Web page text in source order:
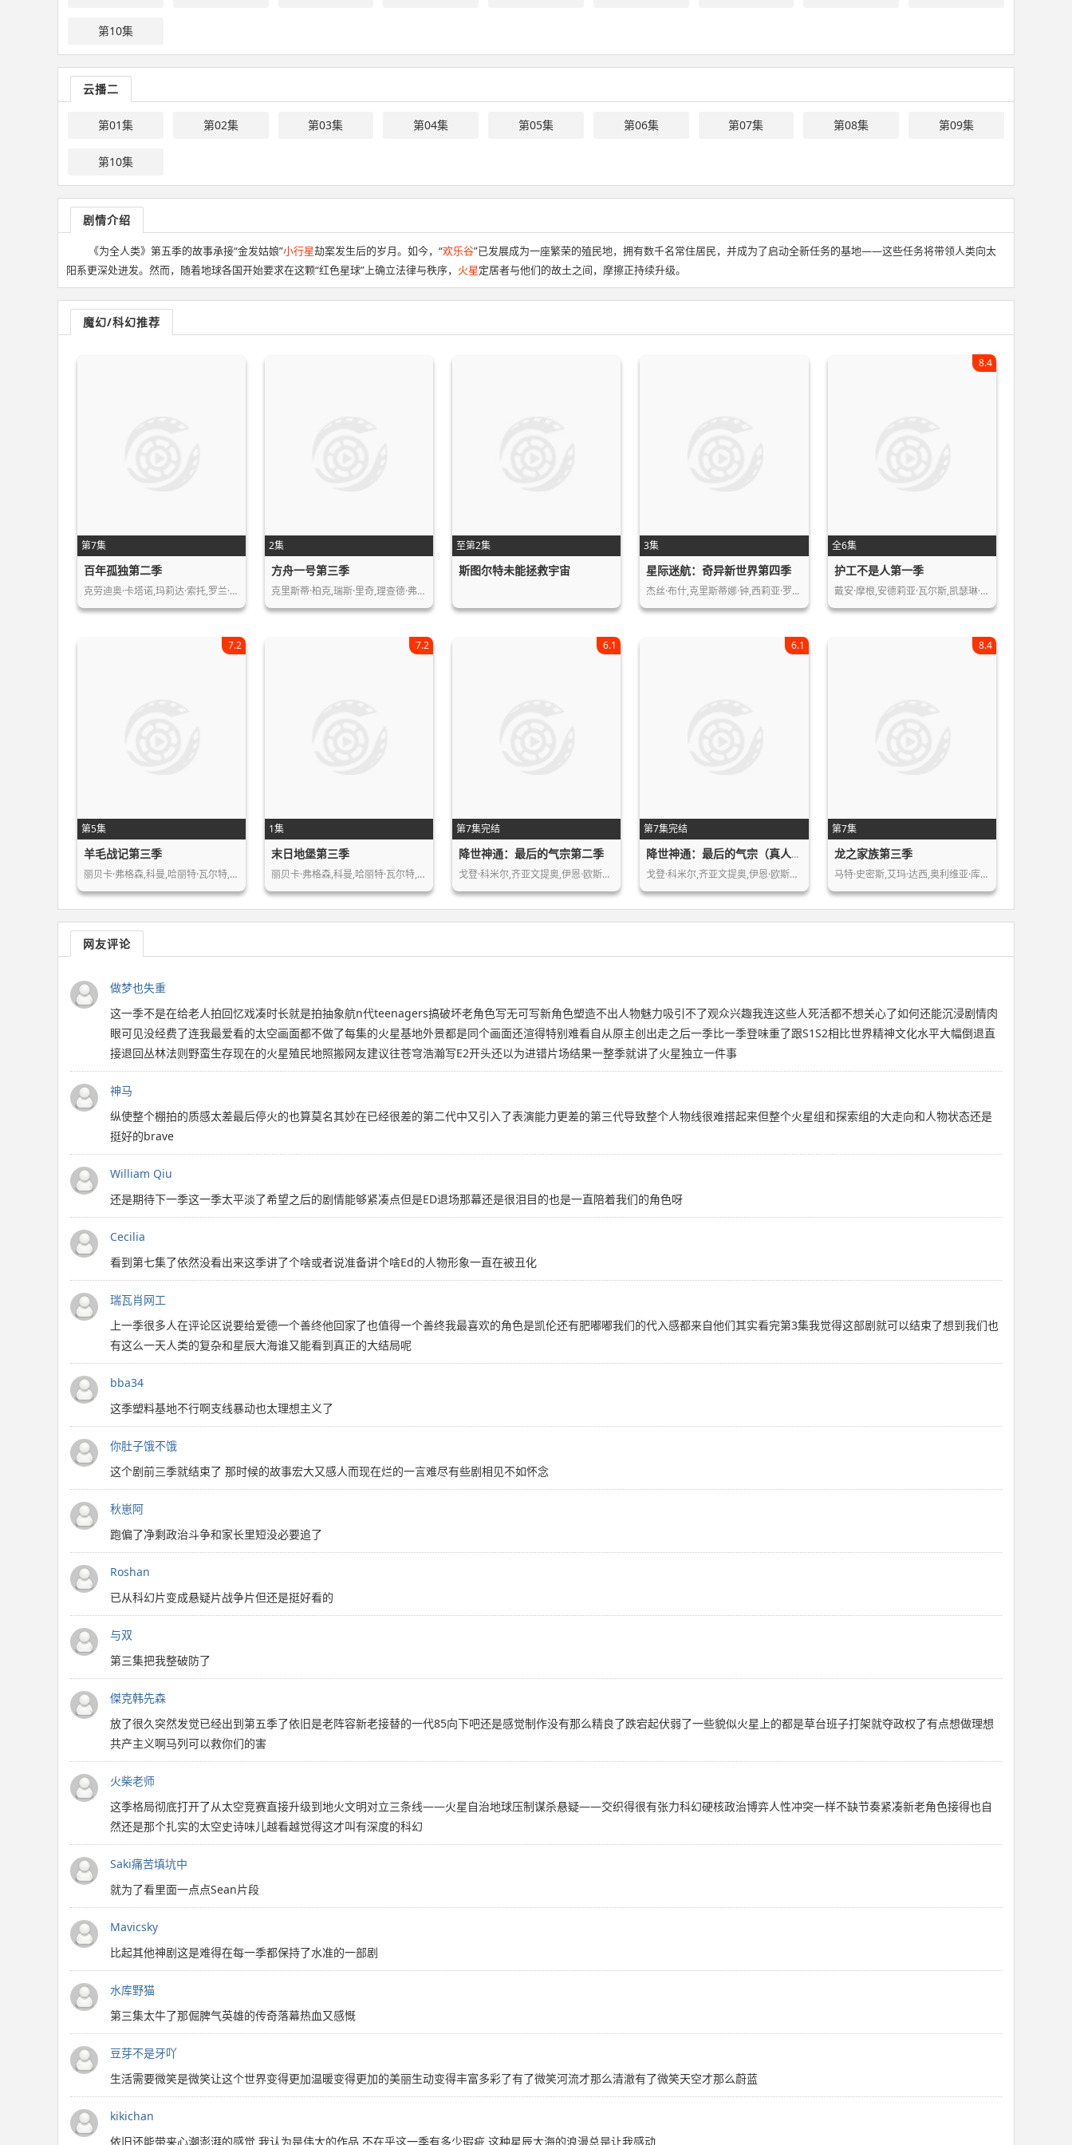
第10集
云播二
第01集 第02集 第03集 第04集 第05集 第06集 第07集 第08集 第09集
第10集
剧情介绍
《为全人类》第五季的故事承接“金发姑娘”小行星劫案发生后的岁月。如今，“欢乐谷”已发展成为一座繁荣的殖民地，拥有数千名常住居民，并成为了启动全新任务的基地——这些任务将带领人类向太
阳系更深处进发。然而，随着地球各国开始要求在这颗“红色星球”上确立法律与秩序， 火星定居者与他们的故土之间，摩擦正持续升级。
魔幻/科幻推荐
第7集
百年孤独第二季
克劳迪奥·卡塔诺,玛莉达·索托,罗兰·…
2集
方舟一号第三季
克里斯蒂·柏克,瑞斯·里奇,理查德·弗…
至第2集
斯图尔特未能拯救宇宙
3集
星际迷航：奇异新世界第四季
杰丝·布什,克里斯蒂娜·钟,西莉亚·罗…
全6集
8.4
护工不是人第一季
戴安·摩根,安德莉亚·瓦尔斯,凯瑟琳·…
第5集
7.2
羊毛战记第三季
丽贝卡·弗格森,科曼,哈丽特·瓦尔特,…
1集
7.2
末日地堡第三季
丽贝卡·弗格森,科曼,哈丽特·瓦尔特,…
第7集完结
6.1
降世神通：最后的气宗第二季
戈登·科米尔,齐亚文提奥,伊恩·欧斯利…
第7集完结
6.1
降世神通：最后的气宗（真人版）第二季
戈登·科米尔,齐亚文提奥,伊恩·欧斯利…
第7集
8.4
龙之家族第三季
马特·史密斯,艾玛·达西,奥利维亚·库…
网友评论
做梦也失重
这一季不是在给老人拍回忆戏凑时长就是拍抽象航n代teenagers搞破坏老角色写无可写新角色塑造不出人物魅力吸引不了观众兴趣我连这些人死活都不想关心了如何还能沉浸剧情肉
眼可见没经费了连我最爱看的太空画面都不做了每集的火星基地外景都是同个画面还渲得特别难看自从原主创出走之后一季比一季登味重了跟S1S2相比世界精神文化水平大幅倒退直
接退回丛林法则野蛮生存现在的火星殖民地照搬网友建议往苍穹浩瀚写E2开头还以为进错片场结果一整季就讲了火星独立一件事
神马
纵使整个棚拍的质感太差最后停火的也算莫名其妙在已经很差的第二代中又引入了表演能力更差的第三代导致整个人物线很难搭起来但整个火星组和探索组的大走向和人物状态还是
挺好的brave
William Qiu
还是期待下一季这一季太平淡了希望之后的剧情能够紧凑点但是ED退场那幕还是很泪目的也是一直陪着我们的角色呀
Cecilia
看到第七集了依然没看出来这季讲了个啥或者说准备讲个啥Ed的人物形象一直在被丑化
瑞瓦肖网工
上一季很多人在评论区说要给爱德一个善终他回家了也值得一个善终我最喜欢的角色是凯伦还有肥嘟嘟我们的代入感都来自他们其实看完第3集我觉得这部剧就可以结束了想到我们也
有这么一天人类的复杂和星辰大海谁又能看到真正的大结局呢
bba34
这季塑料基地不行啊支线暴动也太理想主义了
你肚子饿不饿
这个剧前三季就结束了 那时候的故事宏大又感人而现在烂的一言难尽有些剧相见不如怀念
秋崽阿
跑偏了净剩政治斗争和家长里短没必要追了
Roshan
已从科幻片变成悬疑片战争片但还是挺好看的
与双
第三集把我整破防了
傑克韩先森
放了很久突然发觉已经出到第五季了依旧是老阵容新老接替的一代85向下吧还是感觉制作没有那么精良了跌宕起伏弱了一些貌似火星上的都是草台班子打架就夺政权了有点想做理想
共产主义啊马列可以救你们的害
火柴老师
这季格局彻底打开了从太空竞赛直接升级到地火文明对立三条线——火星自治地球压制谋杀悬疑——交织得很有张力科幻硬核政治博弈人性冲突一样不缺节奏紧凑新老角色接得也自
然还是那个扎实的太空史诗味儿越看越觉得这才叫有深度的科幻
Saki痛苦填坑中
就为了看里面一点点Sean片段
Mavicsky
比起其他神剧这是难得在每一季都保持了水准的一部剧
水库野猫
第三集太牛了那倔脾气英雄的传奇落幕热血又感慨
豆芽不是牙吖
生活需要微笑是微笑让这个世界变得更加温暖变得更加的美丽生动变得丰富多彩了有了微笑河流才那么清澈有了微笑天空才那么蔚蓝
kikichan
依旧还能带来心潮澎湃的感觉 我认为是伟大的作品 不在乎这一季有多少瑕疵 这种星辰大海的浪漫总是让我感动